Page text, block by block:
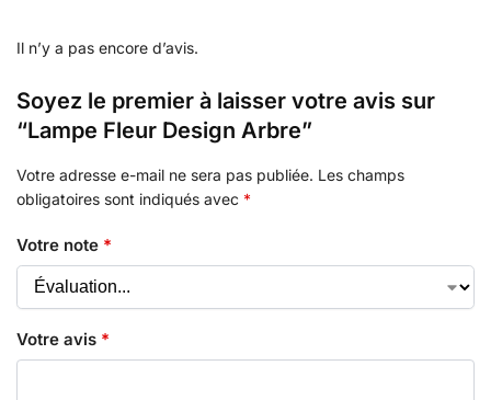
Il n’y a pas encore d’avis.
Soyez le premier à laisser votre avis sur
“Lampe Fleur Design Arbre”
Votre adresse e-mail ne sera pas publiée. Les champs
obligatoires sont indiqués avec *
Votre note *
Votre avis *